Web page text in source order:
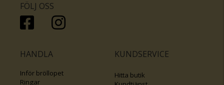
FÖLJ OSS
HANDLA
Inför bröllopet
Ringar
KUNDSERVICE
Hitta butik